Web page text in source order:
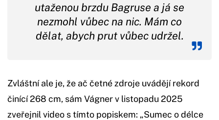
utaženou brzdu Bagruse a já se
nezmohl vůbec na nic. Mám co
dělat, abych prut vůbec udržel.
Zvláštní ale je, že ač četné zdroje uvádějí rekord
činící 268 cm, sám Vágner v listopadu 2025
zveřejnil video s tímto popiskem: „Sumec o délce